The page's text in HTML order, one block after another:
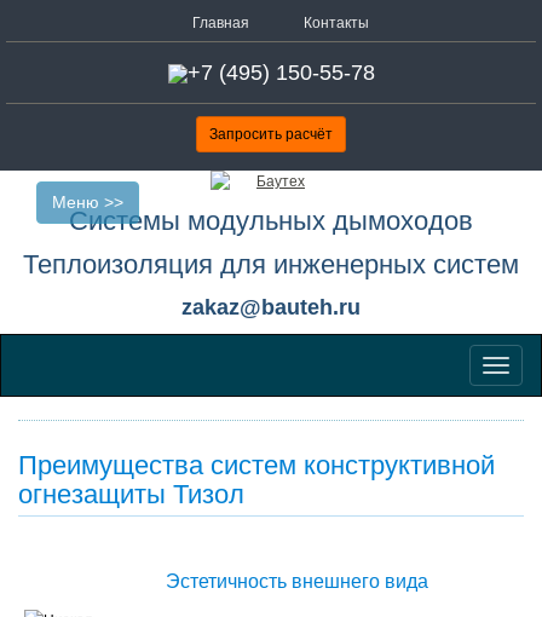
Главная Контакты
+7 (495) 150-55-78
Запросить расчёт
Системы модульных дымоходов
Теплоизоляция для инженерных систем
zakaz@bauteh.ru
Меню
Меню >>
Преимущества систем конструктивной
огнезащиты Тизол
Эстетичность внешнего вида